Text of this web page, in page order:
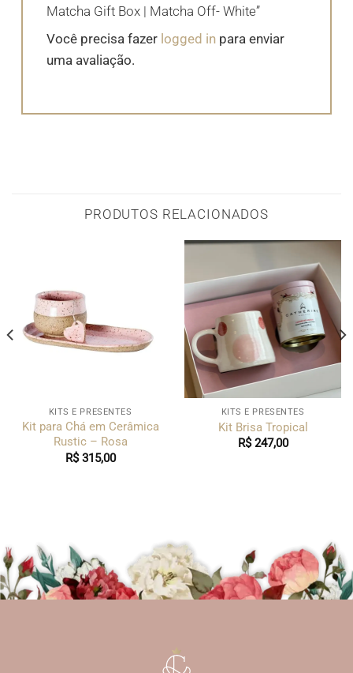
Matcha Gift Box | Matcha Off- White”
Você precisa fazer logged in para enviar
uma avaliação.
PRODUTOS RELACIONADOS
KITS E PRESENTES
Kit para Chá em Cerâmica
Rustic – Rosa
R$315,00
KITS E PRESENTES
Kit Brisa Tropical
R$247,00